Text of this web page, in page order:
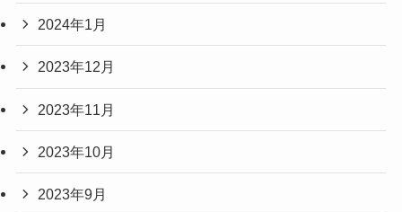
2024年1月
2023年12月
2023年11月
2023年10月
2023年9月